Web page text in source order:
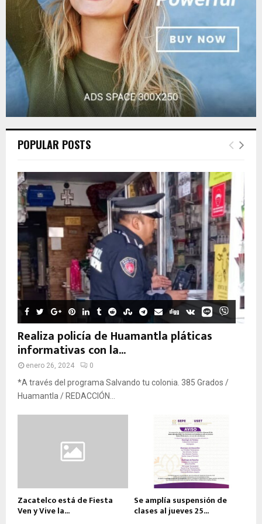
POPULAR POSTS
Realiza policía de Huamantla pláticas
informativas con la...
enero 26, 2024 0
*A través del programa Salvando tu colonia. 385 Grados /
Huamantla / REDACCIÓN...
Zacatelco está de Fiesta
Ven y Vive la...
Se amplía suspensión de
clases al jueves 25...